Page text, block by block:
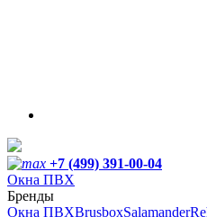
+7 (499) 391-00-04
Окна ПВХ
Бренды
Окна ПВХBrusboxSalamander